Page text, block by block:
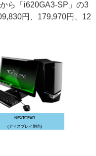
ら「i620GA3-SP」の3
円、179,970円、12
NEXTGEAR
(ディスプレイ別売)